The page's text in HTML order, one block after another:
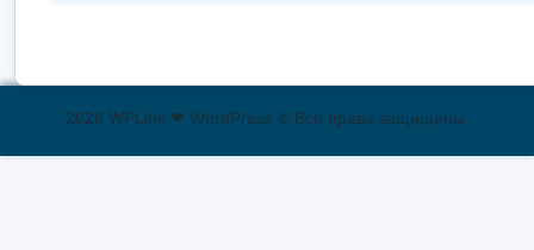
2026 WPLink ❤ WordPress © Все права защищены.